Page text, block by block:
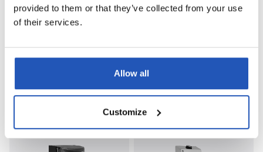
provided to them or that they’ve collected from your use
of their services.
Allow all
Customize
Sterisol Dispenser vit
2,5l
Dispensrar
2,5 l
Sterisol
Automatdispenser 0,7
l
4546
0,7 l